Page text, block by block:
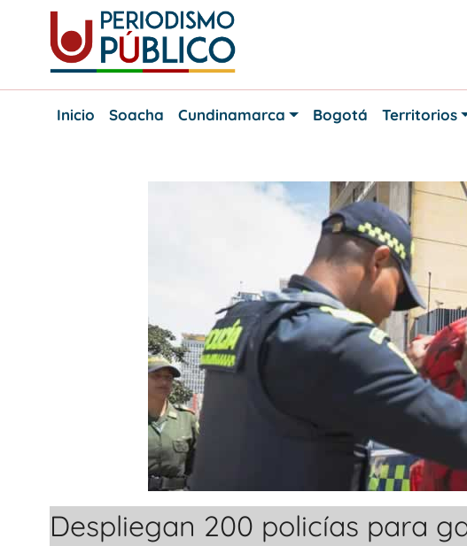
content
Periodismo
Noticias
Inicio
Soacha Cundinamarca Bogotá Territorios
Despliegan 200 policías para